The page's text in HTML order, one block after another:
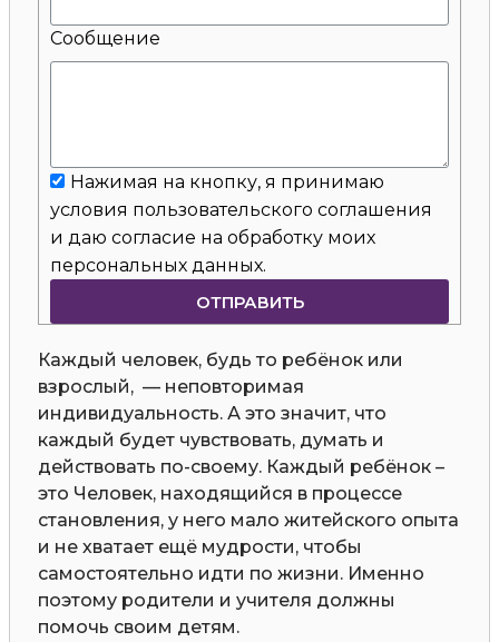
Сообщение
Нажимая на кнопку, я принимаю
условия пользовательского соглашения
и даю согласие на обработку моих
персональных данных.
ОТПРАВИТЬ
Каждый человек, будь то ребёнок или
взрослый, — неповторимая
индивидуальность. А это значит, что
каждый будет чувствовать, думать и
действовать по-своему. Каждый ребёнок –
это Человек, находящийся в процессе
становления, у него мало житейского опыта
и не хватает ещё мудрости, чтобы
самостоятельно идти по жизни. Именно
поэтому родители и учителя должны
помочь своим детям.